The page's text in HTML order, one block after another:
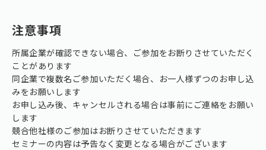
注意事項
所属企業が確認できない場合、ご参加をお断りさせていただく
ことがあります
同企業で複数名ご参加いただく場合、お一人様ずつのお申し込
みをお願いします
お申し込み後、キャンセルされる場合は事前にご連絡をお願い
します
競合他社様のご参加はお断りさせていただきます
セミナーの内容は予告なく変更となる場合がございます